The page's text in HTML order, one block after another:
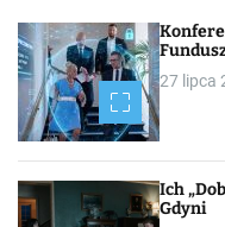
27 lipca
Ich
Gdyni